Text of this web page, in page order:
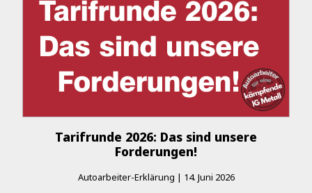
Tarifrunde 2026: Das sind unsere
Forderungen!
Autoarbeiter-Erklärung | 14. Juni 2026